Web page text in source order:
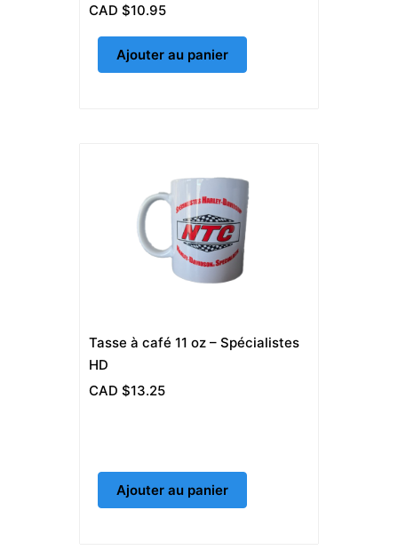
CAD $10.95
Ajouter au panier
Tasse à café 11 oz – Spécialistes
HD
CAD $13.25
Ajouter au panier